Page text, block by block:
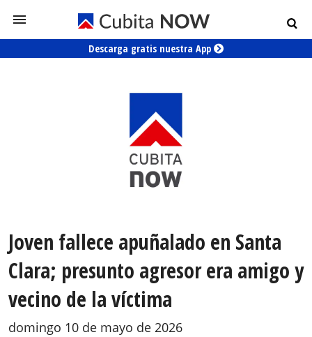
Descarga gratis nuestra App
Joven fallece apuñalado en Santa
Clara; presunto agresor era amigo y
vecino de la víctima
domingo 10 de mayo de 2026